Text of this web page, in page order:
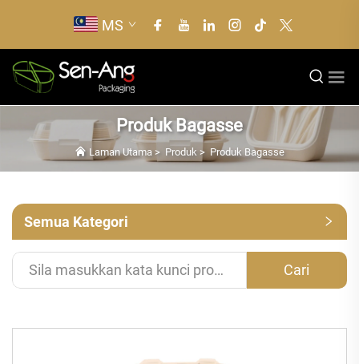
MS
Produk Bagasse
Laman Utama > Produk > Produk Bagasse
Semua Kategori
Cari